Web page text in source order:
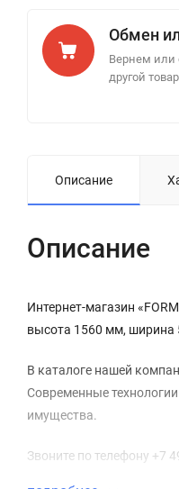
Обмен
Вернем или
другой товар
Описание
Описание
Интернет-магазин
высота 1560 мм, ширина
В каталоге нашей
Современные
имущества.
Звоните по телефону +7